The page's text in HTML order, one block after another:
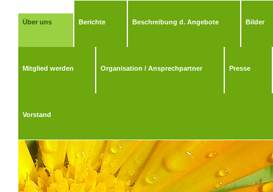
Über uns Berichte Beschreibung d. Angebote Bilder
Mitglied werden Organisation / Ansprechpartner Presse
Vorstand